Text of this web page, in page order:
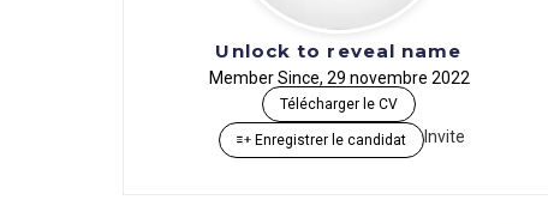
Unlock to reveal name
Member Since, 29 novembre 2022
Télécharger le CV
Enregistrer le candidat Invite